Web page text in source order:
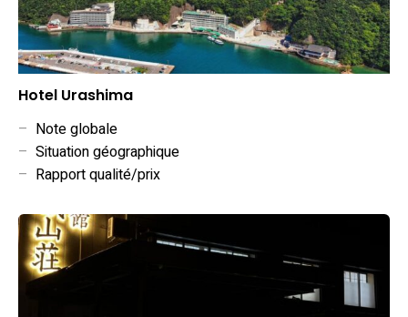
Hotel Urashima
– Note globale
– Situation géographique
– Rapport qualité/prix